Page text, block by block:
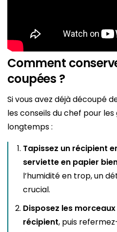
Comment
coupées ?
Si vous avez déjà découpé
les conseils du chef pour
longtemps :
Tapissez un récipient
serviette en papier
l’humidité en trop, un
crucial.
Disposez les
récipient, puis